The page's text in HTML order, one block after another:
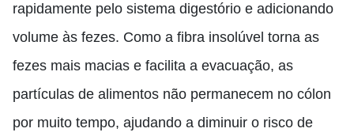
rapidamente pelo sistema digestório e adicionando
volume às fezes. Como a fibra insolúvel torna as
fezes mais macias e facilita a evacuação, as
partículas de alimentos não permanecem no cólon
por muito tempo, ajudando a diminuir o risco de